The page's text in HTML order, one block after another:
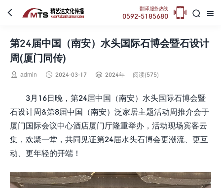
 

翻译服务热线
0592-5185680 
第24届中国（南安）水头国际石博会暨石设计
周(厦门同传)
 admin  2024-03-17  2024年 阅读(575)
3月16日晚，第24届中国（南安）水头国际石博会暨
石设计周&第8届中国（南安）泛家居主题活动周推介会于
厦门国际会议中心酒店厦门厅隆重举办，活动现场宾客云
集，欢聚一堂，共同见证第24届水头石博会更潮流、更互
动、更年轻的开端！